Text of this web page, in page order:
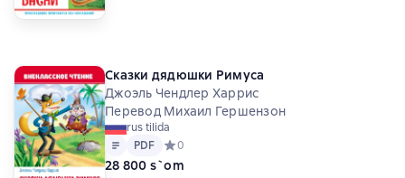
Сказки дядюшки Римуса
Джоэль Чендлер Харрис
Перевод Михаил Гершензон
rus tilida
Matn
PDF
PDF Средний рейтинг 0 на основе 0 оценок
0
28 800 s`om